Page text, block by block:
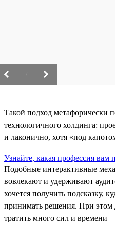
Такой подход метафорически
технологичного холдинга:
и лаконично, хотя «под
Узнайте, какая профессия вам
Подобные интерактивные
вовлекают и удерживают
хочется получить подсказку,
принимать решения. При этом
тратить много сил и времени